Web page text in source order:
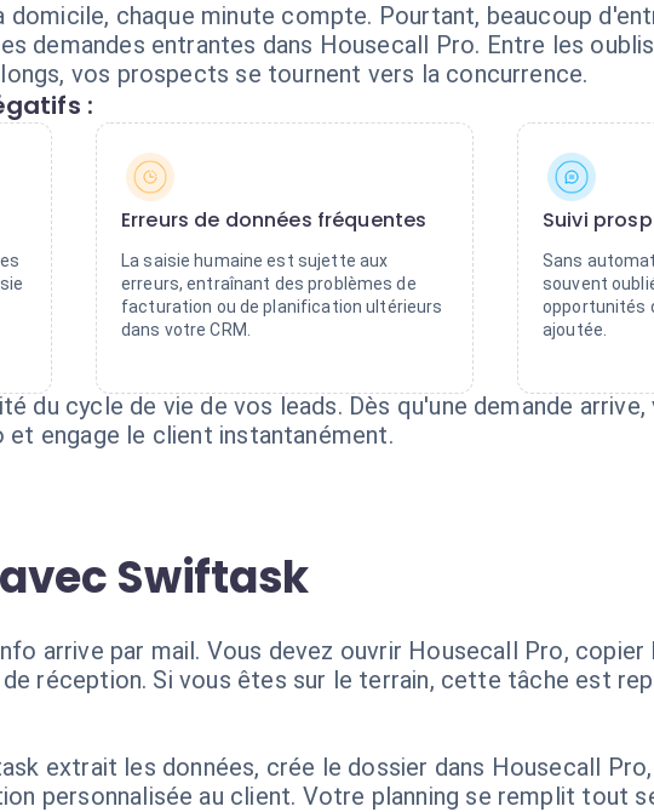
domicile, chaque minute compte. Pourtant, beaucoup
demandes entrantes dans Housecall Pro. Entre les
vos prospects se tournent vers la concurrence.
:
Erreurs de données fréquentes
La saisie humaine est sujette aux
erreurs, entraînant des problèmes de
facturation ou de planification ultérieurs
dans votre CRM.
Suivi
Sans
souvent
opportunités
ajoutée.
du cycle de vie de vos leads. Dès qu'une demande
engage le client instantanément.
Swiftask
arrive par mail. Vous devez ouvrir Housecall Pro,
réception. Si vous êtes sur le terrain, cette tâche est
extrait les données, crée le dossier dans Housecall
personnalisée au client. Votre planning se remplit tout